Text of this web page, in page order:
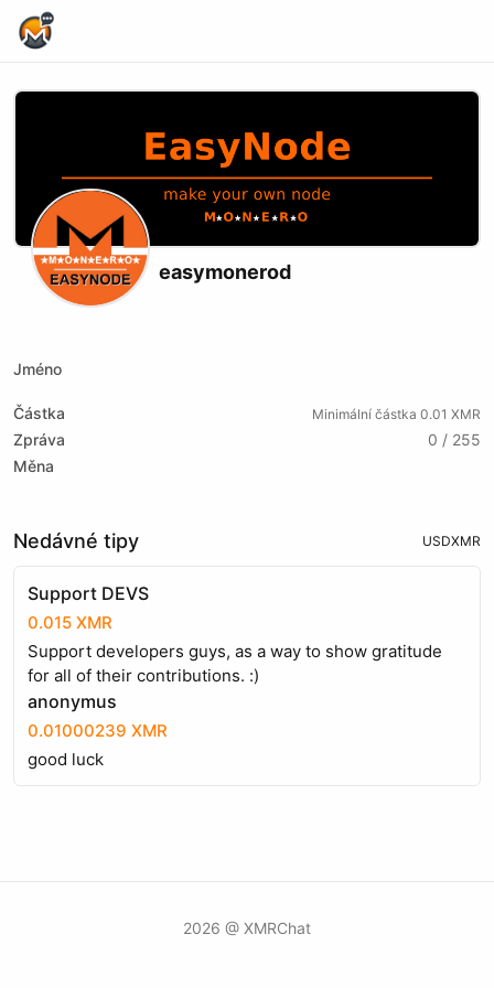
easymonerod
Jméno
Částka Minimální částka 0.01 XMR
Zpráva
0 / 255
Měna
Nedávné tipy USDXMR
Support DEVS
0.015 XMR
Support developers guys, as a way to show gratitude
for all of their contributions. :)
anonymus
0.01000239 XMR
good luck
2026 @ XMRChat